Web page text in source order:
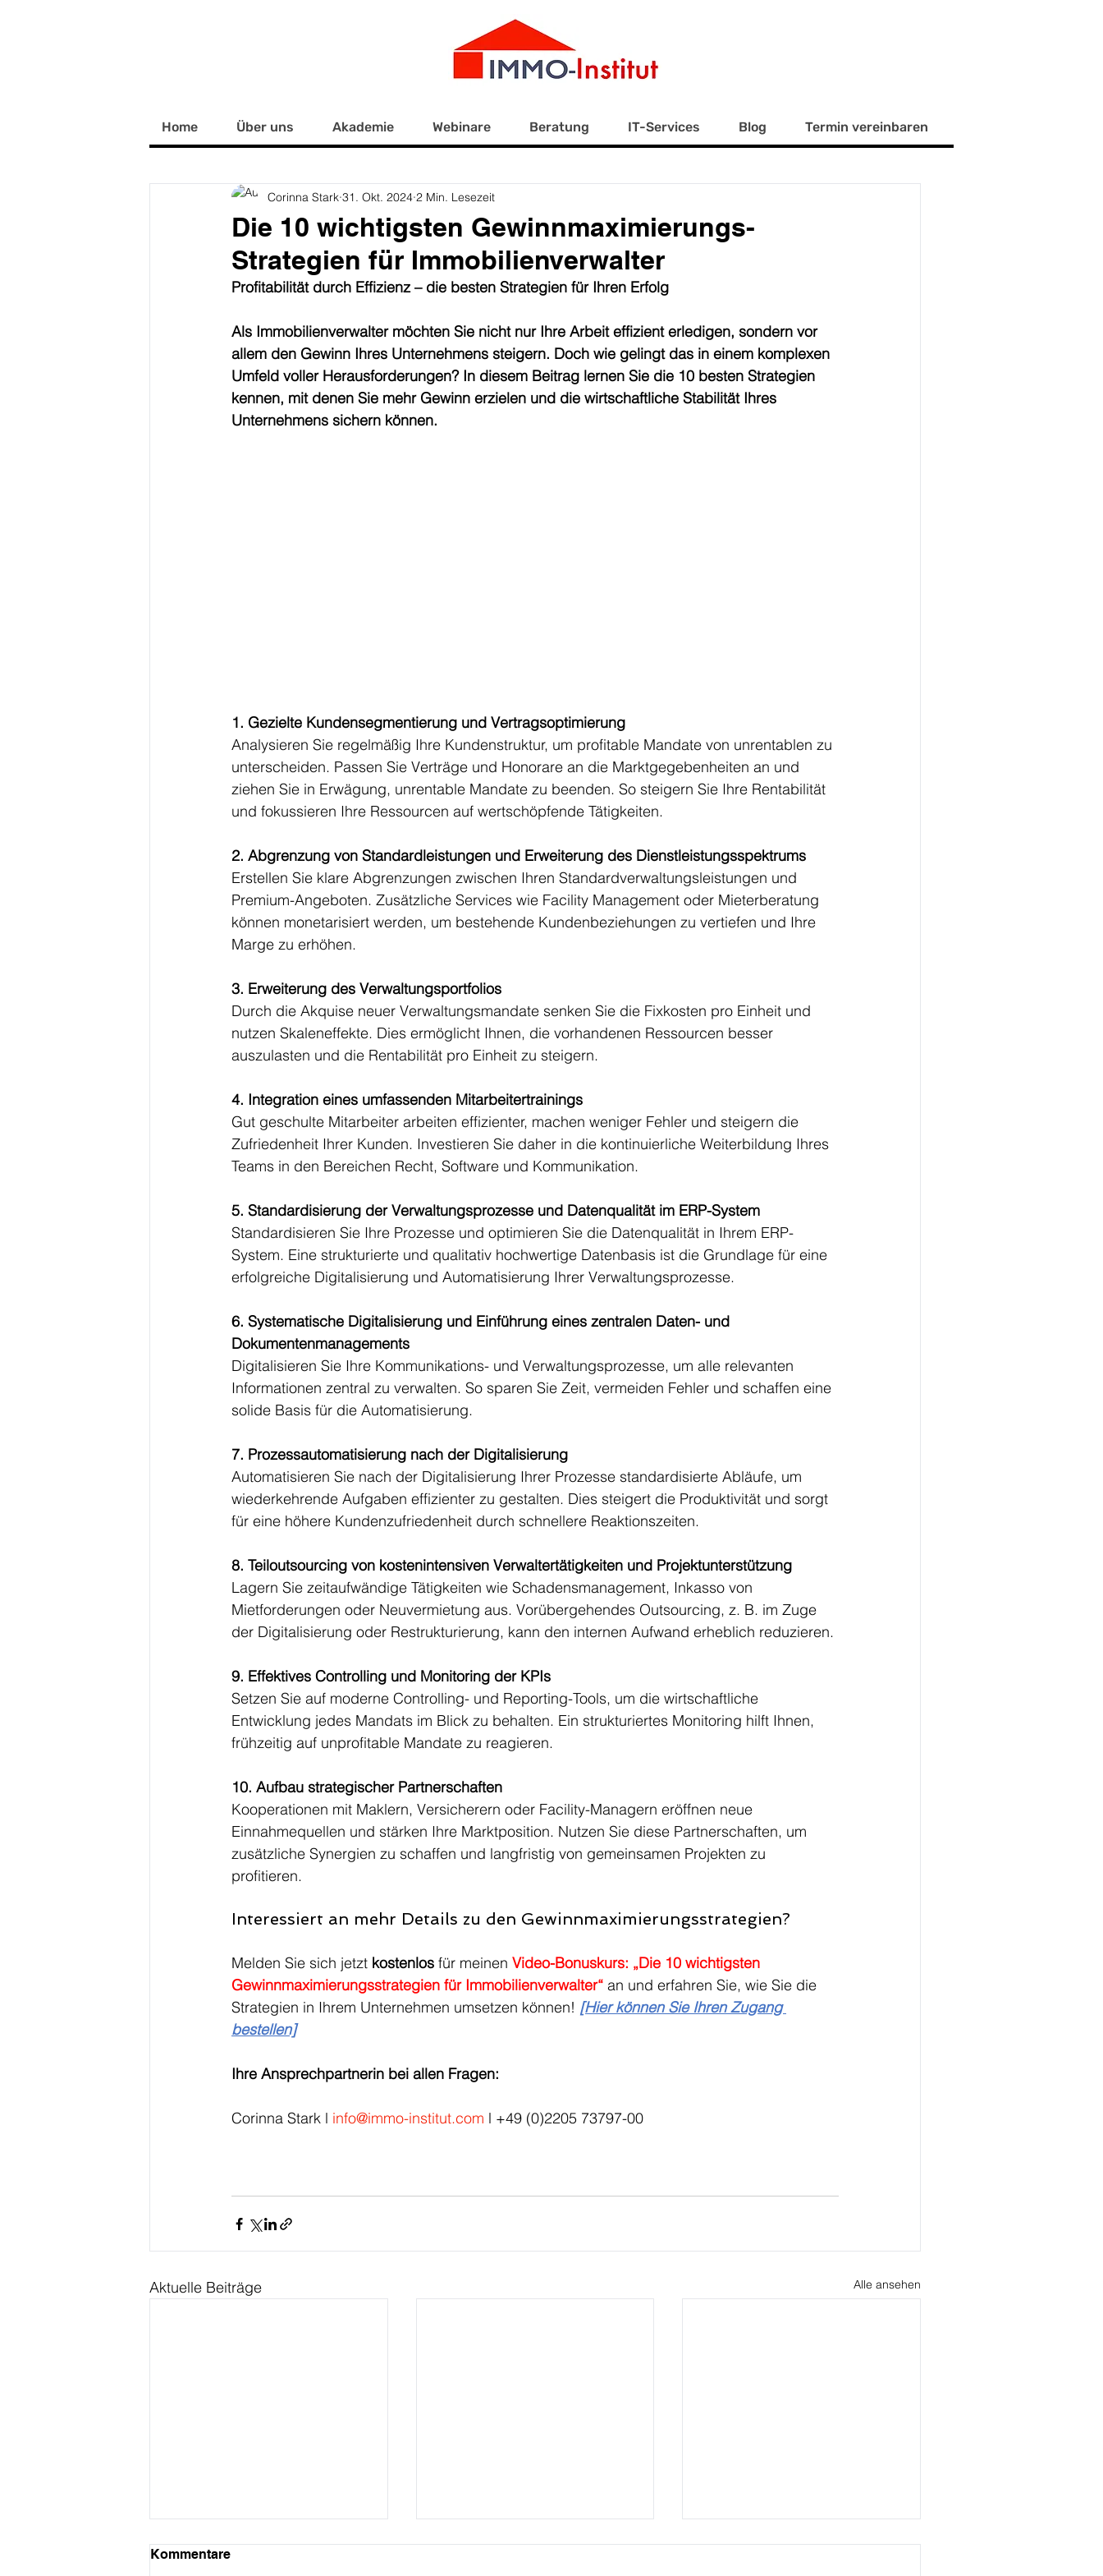
Home Über uns Akademie Webinare Beratung IT-Services Blog Termin vereinbaren
Die 10 wichtigsten Gewinnmaximierungs-
Strategien für Immobilienverwalter
Corinna Stark 31. Okt. 2024 2 Min. Lesezeit
Profitabilität durch Effizienz – die besten Strategien für Ihren Erfolg
Als Immobilienverwalter möchten Sie nicht nur Ihre Arbeit effizient erledigen, sondern vor
allem den Gewinn Ihres Unternehmens steigern. Doch wie gelingt das in einem komplexen
Umfeld voller Herausforderungen? In diesem Beitrag lernen Sie die 10 besten Strategien
kennen, mit denen Sie mehr Gewinn erzielen und die wirtschaftliche Stabilität Ihres
Unternehmens sichern können.
1. Gezielte Kundensegmentierung und Vertragsoptimierung
Analysieren Sie regelmäßig Ihre Kundenstruktur, um profitable Mandate von unrentablen zu
unterscheiden. Passen Sie Verträge und Honorare an die Marktgegebenheiten an und
ziehen Sie in Erwägung, unrentable Mandate zu beenden. So steigern Sie Ihre Rentabilität
und fokussieren Ihre Ressourcen auf wertschöpfende Tätigkeiten.
2. Abgrenzung von Standardleistungen und Erweiterung des Dienstleistungsspektrums
Erstellen Sie klare Abgrenzungen zwischen Ihren Standardverwaltungsleistungen und
Premium-Angeboten. Zusätzliche Services wie Facility Management oder Mieterberatung
können monetarisiert werden, um bestehende Kundenbeziehungen zu vertiefen und Ihre
Marge zu erhöhen.
3. Erweiterung des Verwaltungsportfolios
Durch die Akquise neuer Verwaltungsmandate senken Sie die Fixkosten pro Einheit und
nutzen Skaleneffekte. Dies ermöglicht Ihnen, die vorhandenen Ressourcen besser
auszulasten und die Rentabilität pro Einheit zu steigern.
4. Integration eines umfassenden Mitarbeitertrainings
Gut geschulte Mitarbeiter arbeiten effizienter, machen weniger Fehler und steigern die
Zufriedenheit Ihrer Kunden. Investieren Sie daher in die kontinuierliche Weiterbildung Ihres
Teams in den Bereichen Recht, Software und Kommunikation.
5. Standardisierung der Verwaltungsprozesse und Datenqualität im ERP-System
Standardisieren Sie Ihre Prozesse und optimieren Sie die Datenqualität in Ihrem ERP-
System. Eine strukturierte und qualitativ hochwertige Datenbasis ist die Grundlage für eine
erfolgreiche Digitalisierung und Automatisierung Ihrer Verwaltungsprozesse.
6. Systematische Digitalisierung und Einführung eines zentralen Daten- und
Dokumentenmanagements
Digitalisieren Sie Ihre Kommunikations- und Verwaltungsprozesse, um alle relevanten
Informationen zentral zu verwalten. So sparen Sie Zeit, vermeiden Fehler und schaffen eine
solide Basis für die Automatisierung.
7. Prozessautomatisierung nach der Digitalisierung
Automatisieren Sie nach der Digitalisierung Ihrer Prozesse standardisierte Abläufe, um
wiederkehrende Aufgaben effizienter zu gestalten. Dies steigert die Produktivität und sorgt
für eine höhere Kundenzufriedenheit durch schnellere Reaktionszeiten.
8. Teiloutsourcing von kostenintensiven Verwaltertätigkeiten und Projektunterstützung
Lagern Sie zeitaufwändige Tätigkeiten wie Schadensmanagement, Inkasso von
Mietforderungen oder Neuvermietung aus. Vorübergehendes Outsourcing, z. B. im Zuge
der Digitalisierung oder Restrukturierung, kann den internen Aufwand erheblich reduzieren.
9. Effektives Controlling und Monitoring der KPIs
Setzen Sie auf moderne Controlling- und Reporting-Tools, um die wirtschaftliche
Entwicklung jedes Mandats im Blick zu behalten. Ein strukturiertes Monitoring hilft Ihnen,
frühzeitig auf unprofitable Mandate zu reagieren.
10. Aufbau strategischer Partnerschaften
Kooperationen mit Maklern, Versicherern oder Facility-Managern eröffnen neue
Einnahmequellen und stärken Ihre Marktposition. Nutzen Sie diese Partnerschaften, um
zusätzliche Synergien zu schaffen und langfristig von gemeinsamen Projekten zu
profitieren.
Interessiert an mehr Details zu den Gewinnmaximierungsstrategien?
Melden Sie sich jetzt kostenlos für meinen Video-Bonuskurs: „Die 10 wichtigsten
Gewinnmaximierungsstrategien für Immobilienverwalter“ an und erfahren Sie, wie Sie die
Strategien in Ihrem Unternehmen umsetzen können! [Hier können Sie Ihren Zugang
bestellen]
Ihre Ansprechpartnerin bei allen Fragen:
Corinna Stark l info@immo-institut.com l +49 (0)2205 73797-00
Aktuelle Beiträge Alle ansehen
Kommentare